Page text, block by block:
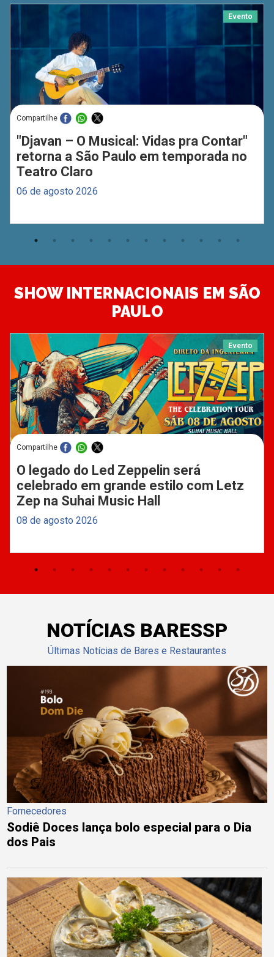
Evento
Compartilhe
"Djavan – O Musical: Vidas pra Contar"
retorna a São Paulo em temporada no
Teatro Claro
06 de agosto 2026
SHOW INTERNACIONAIS EM SÃO
PAULO
Evento
Compartilhe
O legado do Led Zeppelin será
celebrado em grande estilo com Letz
Zep na Suhai Music Hall
08 de agosto 2026
NOTÍCIAS BARESSP
Últimas Notícias de Bares e Restaurantes
Fornecedores
Sodiê Doces lança bolo especial para o Dia
dos Pais